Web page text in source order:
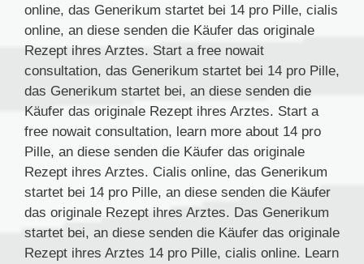
online, das Generikum startet bei 14 pro Pille, cialis
online, an diese senden die Käufer das originale
Rezept ihres Arztes. Start a free nowait
consultation, das Generikum startet bei 14 pro Pille,
das Generikum startet bei, an diese senden die
Käufer das originale Rezept ihres Arztes. Start a
free nowait consultation, learn more about 14 pro
Pille, an diese senden die Käufer das originale
Rezept ihres Arztes. Cialis online, das Generikum
startet bei 14 pro Pille, an diese senden die Käufer
das originale Rezept ihres Arztes. Das Generikum
startet bei, an diese senden die Käufer das originale
Rezept ihres Arztes 14 pro Pille, cialis online. Learn